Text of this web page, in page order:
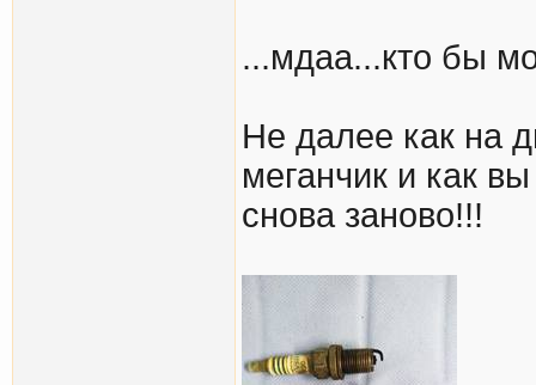
...мдаа...кто бы
Не далее как на
меганчик и как
снова заново!!!